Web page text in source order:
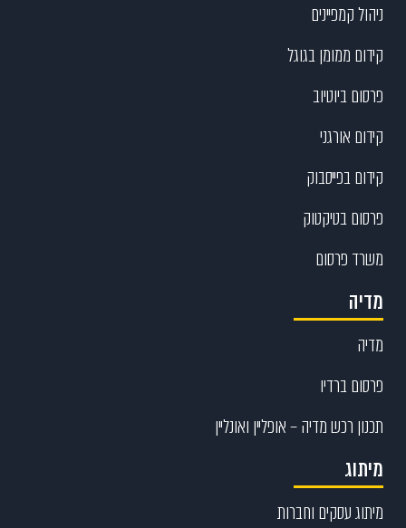
ניהול קמפיינים
קידום ממומן בגוגל
פרסום ביוטיוב
קידום אורגני
קידום בפייסבוק
פרסום בטיקטוק
משרד פרסום
מדיה
מדיה
פרסום ברדיו
תכנון רכש מדיה – אופליין ואונליין
מיתוג
מיתוג עסקים וחברות